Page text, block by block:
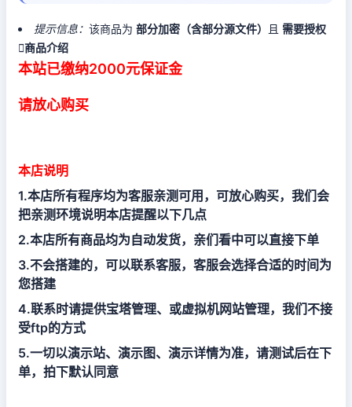
提示信息： 该商品为 部分加密（含部分源文件） 且 需要授权
商品介绍
本站已缴纳2000元保证金
请放心购买
本店说明
1.本店所有程序均为客服亲测可用，可放心购买，我们会
把亲测环境说明本店提醒以下几点
2.本店所有商品均为自动发货，亲们看中可以直接下单
3.不会搭建的，可以联系客服，客服会选择合适的时间为
您搭建
4.联系时请提供宝塔管理、或虚拟机网站管理，我们不接
受ftp的方式
5.一切以演示站、演示图、演示详情为准，请测试后在下
单，拍下默认同意